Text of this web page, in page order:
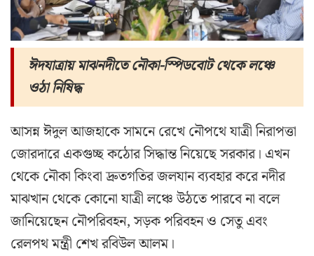
ঈদযাত্রায় মাঝনদীতে নৌকা-স্পিডবোট থেকে লঞ্চে
ওঠা নিষিদ্ধ
আসন্ন ঈদুল আজহাকে সামনে রেখে নৌপথে যাত্রী নিরাপত্তা
জোরদারে একগুচ্ছ কঠোর সিদ্ধান্ত নিয়েছে সরকার। এখন
থেকে নৌকা কিংবা দ্রুতগতির জলযান ব্যবহার করে নদীর
মাঝখান থেকে কোনো যাত্রী লঞ্চে উঠতে পারবে না বলে
জানিয়েছেন নৌপরিবহন, সড়ক পরিবহন ও সেতু এবং
রেলপথ মন্ত্রী শেখ রবিউল আলম।